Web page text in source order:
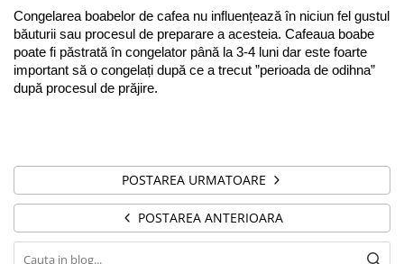
Congelarea boabelor de cafea nu influențează în niciun fel gustul
băuturii sau procesul de preparare a acesteia. Cafeaua boabe
poate fi păstrată în congelator până la 3-4 luni dar este foarte
important să o congelați după ce a trecut ”perioada de odihna”
după procesul de prăjire.
POSTAREA URMATOARE
POSTAREA ANTERIOARA